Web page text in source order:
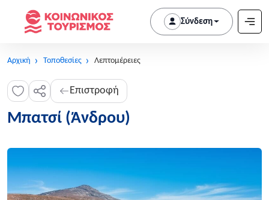
Σύνδεση
Αρχική Τοποθεσίες Λεπτομέρειες
Μπατσί (Άνδρου)
Επιστροφή